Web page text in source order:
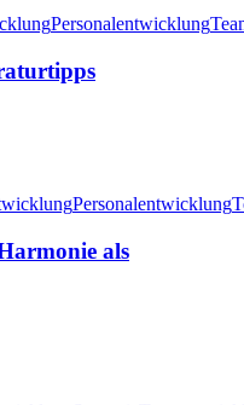
Personalentwicklung
Personalentwicklung
als